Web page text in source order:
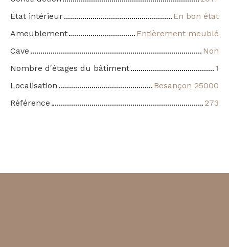
État intérieur
En bon état
Ameublement
Entièrement meublé
Cave
Non
Nombre d'étages du bâtiment
1
Localisation
Besançon 25000
Référence
273